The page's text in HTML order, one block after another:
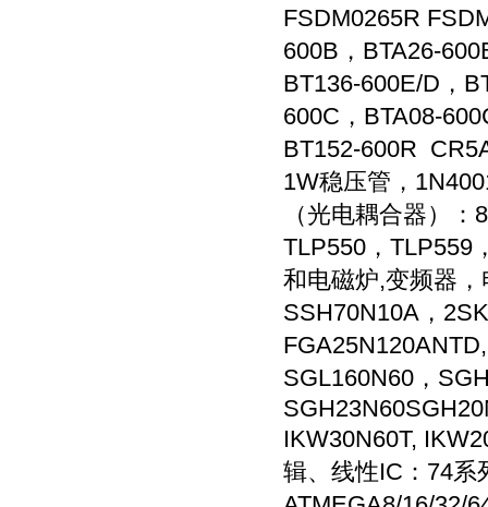
FSDM0265R
600B，BTA26-
BT136-600E/D，
600C，BTA08-
BT152-600R
1W稳压管，
（光电耦合器）
TLP550，TLP559
和电磁炉,变频器
SSH70N10A，
SGL160N60，
IKW30N60T,
辑、线性IC：74系